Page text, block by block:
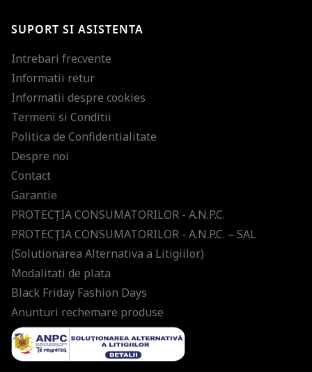
ultimele tendinte in moda!
SUPORT SI ASISTENTA
Intrebari frecvente
Informatii retur
Informatii despre cookies
Termeni si Conditii
Politica de Confidentialitate
Despre noi
Contact
Garantie
PROTECŢIA CONSUMATORILOR - A.N.P.C.
PROTECŢIA CONSUMATORILOR - A.N.P.C. – SAL
(Solutionarea Alternativa a Litigiilor)
Modalitati de plata
Black Friday Fashion Days
Anunturi rechemare produse